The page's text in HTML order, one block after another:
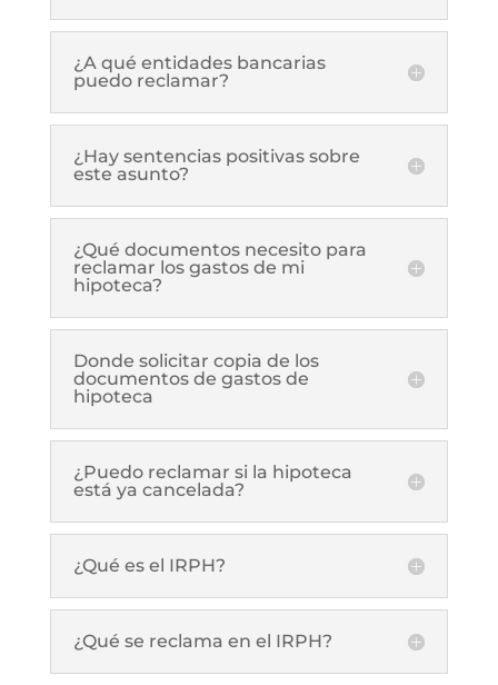
¿A qué entidades bancarias
puedo reclamar?
¿Hay sentencias positivas sobre
este asunto?
¿Qué documentos necesito para
reclamar los gastos de mi
hipoteca?
Donde solicitar copia de los
documentos de gastos de
hipoteca
¿Puedo reclamar si la hipoteca
está ya cancelada?
¿Qué es el IRPH?
¿Qué se reclama en el IRPH?